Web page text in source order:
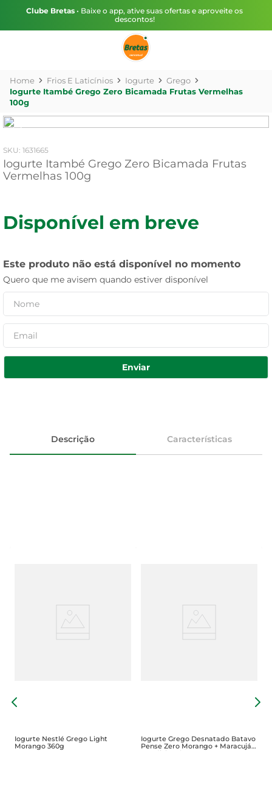
Clube Bretas • Baixe o app, ative suas ofertas e aproveite os
descontos!
Frios E Laticínios Iogurte
Grego
Iogurte Itambé Grego Zero Bicamada Frutas Vermelhas
100g
: 1631665
Iogurte Itambé Grego Zero Bicamada Frutas
Vermelhas 100g
Disponível em breve
Este produto não está disponível no momento
Quero que me avisem quando estiver disponível
Enviar
Descrição Características
Iogurte Nestlé Grego Light
Morango 360g
Iogurte Grego Desnatado Batavo
Pense Zero Morango + Maracujá
+Tradicional Zero Lactose 85g